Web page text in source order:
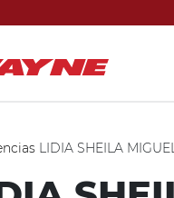
LIDIA SHEILA